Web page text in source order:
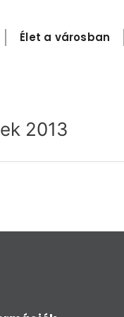
Élet a városban
2013